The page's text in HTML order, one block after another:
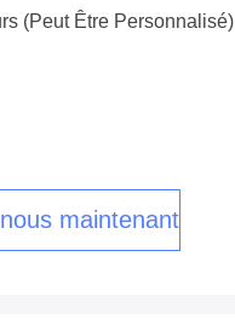
(peut Être Personnalisé)
maintenant